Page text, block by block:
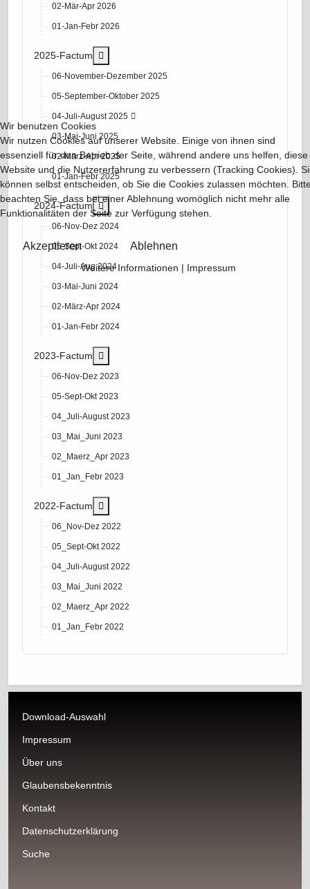
02-Mär-Apr 2026
01-Jan-Febr 2026
2025-Factum
06-November-Dezember 2025
05-September-Oktober 2025
04-Juli-August 2025
03-Mai-Juni 2025
02-März-Apr 2025
01-Jan-Febr 2025
2024-Factum More about: 2024-Factum
06-Nov-Dez 2024
05-Sept-Okt 2024
04-Juli-Aug 2024
03-Mai-Juni 2024
02-März-Apr 2024
01-Jan-Febr 2024
2023-Factum
06-Nov-Dez 2023
05-Sept-Okt 2023
04_Juli-August 2023
03_Mai_Juni 2023
02_Maerz_Apr 2023
01_Jan_Febr 2023
2022-Factum
06_Nov-Dez 2022
05_Sept-Okt 2022
04_Juli-August 2022
03_Mai_Juni 2022
02_Maerz_Apr 2022
01_Jan_Febr 2022
Download-Auswahl
Impressum
Über uns
Glaubensbekenntnis
Kontakt
Datenschutzerklärung
Suche
Wir benutzen Cookies
Wir nutzen Cookies auf unserer Website. Einige von ihnen sind
essenziell für den Betrieb der Seite, während andere uns helfen, diese
Website und die Nutzererfahrung zu verbessern (Tracking Cookies).
können selbst entscheiden, ob Sie die Cookies zulassen möchten.
beachten Sie, dass bei einer Ablehnung womöglich nicht mehr alle
Funktionalitäten der Seite zur Verfügung stehen.
Akzeptieren Ablehnen
Weitere Informationen | Impressum